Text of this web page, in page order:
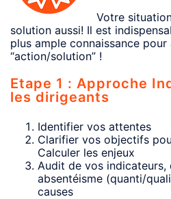
Votre
solution aussi! Il est
plus ample connaissance
“action/solution” !
Etape 1 : Approche
les dirigeants
Identifier vos attentes
Clarifier vos objectifs
Calculer les enjeux
Audit de vos
absentéisme (quanti/
causes